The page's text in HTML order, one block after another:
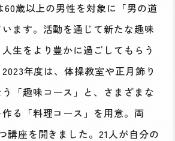
歳以上の男性を対象に「男の道
ます。活動を通じて新たな趣味
生をより豊かに過ごしてもらう
年度は、体操教室や正月飾り
「趣味コース」と、さまざまな
る「料理コース」を用意。両
講座を開きました。21人が自分の